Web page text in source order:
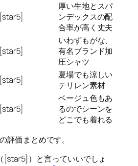
[star5]
厚い生地とスパ
ンデックスの配
合率が高く丈夫
[star5]
いわずもがな、
有名ブランド加
圧シャツ
[star5]
夏場でも涼しい
テリレン素材
[star5]
ベージュ色もあ
るのでシーンを
どこでも着れる
評価まとめです。
）と言っていいでしょ